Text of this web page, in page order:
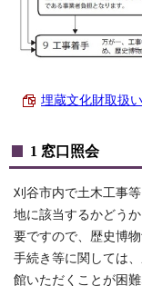
埋蔵文化財取扱
1 窓口照会
刈谷市内で土木工事
地に該当するかどう
要ですので、歴史博
手続き等に関しては
館いただくことが困